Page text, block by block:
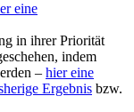
eine
in ihrer Priorität
indem
– hier eine
Ergebnis bzw.